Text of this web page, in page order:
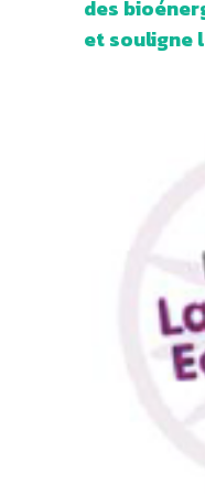
des
et souligne